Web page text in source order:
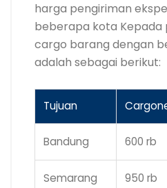
harga pengiriman
beberapa kota Kepada
cargo barang dengan
adalah sebagai berikut:
Tujuan
Bandung 600 rb
Semarang 950 rb